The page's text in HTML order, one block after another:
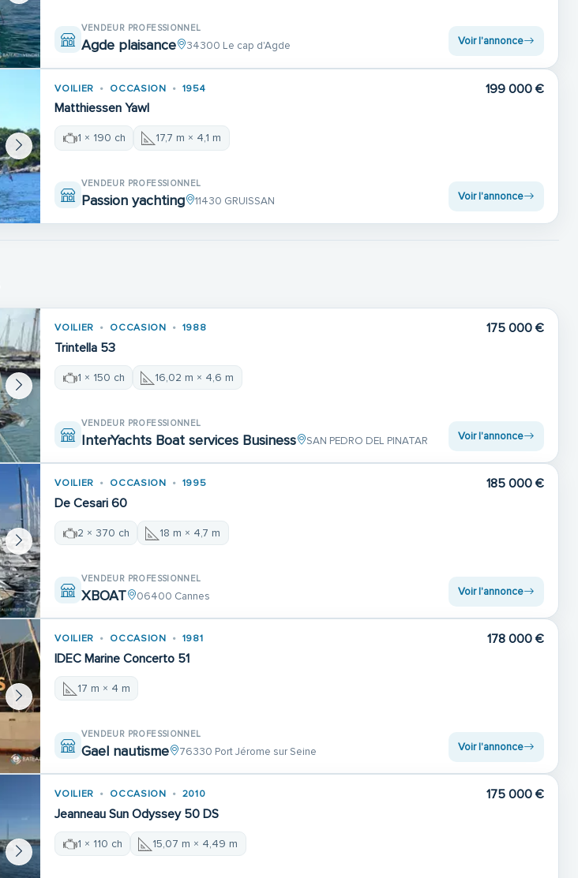
VENDEUR PROFESSIONNEL
Agde plaisance 34300 Le cap d'Agde Voir l'annonce
VOILIER OCCASION 1954
Matthiessen Yawl
199 000 €
1 × 190 ch 17,7 m × 4,1 m
VENDEUR PROFESSIONNEL
Passion yachting 11430 GRUISSAN Voir l'annonce
VOILIER OCCASION 1988
Trintella 53
175 000 €
1 × 150 ch 16,02 m × 4,6 m
VENDEUR PROFESSIONNEL
InterYachts Boat services Business SAN PEDRO DEL PINATAR Voir l'annonce
VOILIER OCCASION 1995
De Cesari 60
185 000 €
2 × 370 ch 18 m × 4,7 m
VENDEUR PROFESSIONNEL
XBOAT 06400 Cannes Voir l'annonce
VOILIER OCCASION 1981
IDEC Marine Concerto 51
178 000 €
17 m × 4 m
VENDEUR PROFESSIONNEL
Gael nautisme 76330 Port Jérome sur Seine Voir l'annonce
VOILIER OCCASION 2010
Jeanneau Sun Odyssey 50 DS
175 000 €
1 × 110 ch 15,07 m × 4,49 m